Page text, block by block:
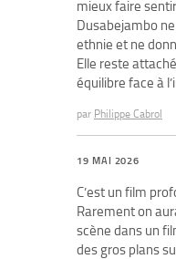
mieux faire
Dusabejambo
ethnie et ne
Elle reste
équilibre face à
par Philippe Cabrol
19 MAI 2026
C’est un film
Rarement on
scène dans un
des gros plans